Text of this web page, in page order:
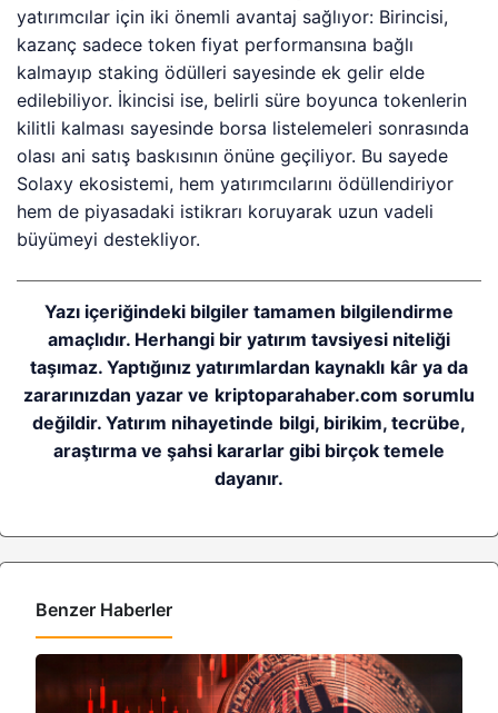
yatırımcılar için iki önemli avantaj sağlıyor: Birincisi,
kazanç sadece token fiyat performansına bağlı
kalmayıp staking ödülleri sayesinde ek gelir elde
edilebiliyor. İkincisi ise, belirli süre boyunca tokenlerin
kilitli kalması sayesinde borsa listelemeleri sonrasında
olası ani satış baskısının önüne geçiliyor. Bu sayede
Solaxy ekosistemi, hem yatırımcılarını ödüllendiriyor
hem de piyasadaki istikrarı koruyarak uzun vadeli
büyümeyi destekliyor.
Yazı içeriğindeki bilgiler tamamen bilgilendirme
amaçlıdır. Herhangi bir yatırım tavsiyesi niteliği
taşımaz. Yaptığınız yatırımlardan kaynaklı kâr ya da
zararınızdan yazar ve kriptoparahaber.com sorumlu
değildir. Yatırım nihayetinde bilgi, birikim, tecrübe,
araştırma ve şahsi kararlar gibi birçok temele
dayanır.
Benzer Haberler